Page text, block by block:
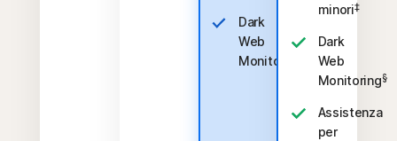
Dark
Web
Monitoring
minori‡
Dark
Web
Monitoring§
Assistenza
per